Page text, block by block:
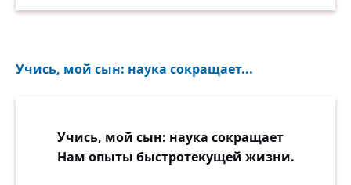
Учись, мой сын: наука сокращает...
Учись, мой сын: наука сокращает
Нам опыты быстротекущей жизни.